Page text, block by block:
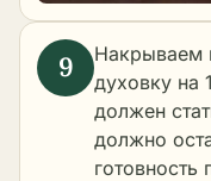
Накрываем
духовку на
должен
должно